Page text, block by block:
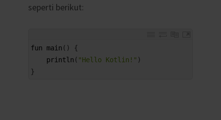
seperti berikut:
fun main ( )
{
println ( "Hello Kotlin!" )
}